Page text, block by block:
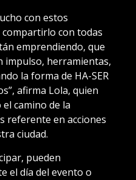
con estos
con todas
emprendiendo, que
impulso, herramientas,
la forma de HA-SER
afirma Lola, quien
camino de la
referente en acciones
ciudad.
pueden
el día del evento o